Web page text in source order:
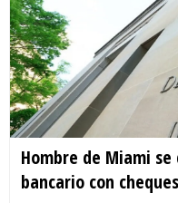
Hombre de Miami
bancario con